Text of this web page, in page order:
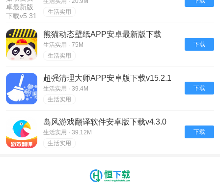
生活实用
熊猫动态壁纸APP安卓最新版下载
v2.5.3
生活实用 · 75M
生活实用
下载
超强清理大师APP安卓版下载v15.2.1
生活实用 · 39.4M
生活实用
下载
岛风游戏翻译软件安卓版下载v4.3.0
生活实用 · 39.12M
生活实用
下载